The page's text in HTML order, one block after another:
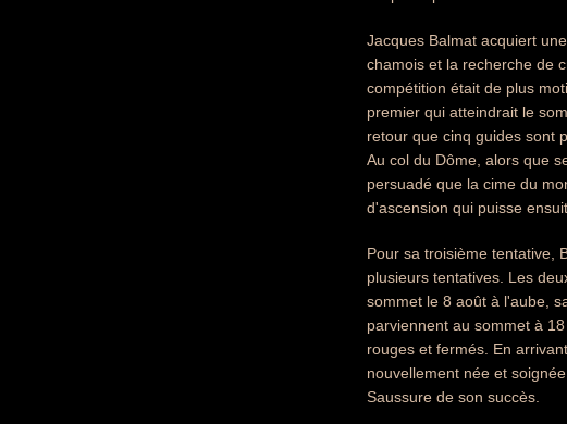
Jacques Balmat acquiert
chamois et la recherche de
compétition était de plus
premier qui atteindrait le
retour que cinq guides sont
Au col du Dôme, alors que
persuadé que la cime du
d'ascension qui puisse
Pour sa troisième tentative,
plusieurs tentatives. Les
sommet le 8 août à l'aube,
parviennent au sommet à
rouges et fermés. En
nouvellement née et
Saussure de son succès.